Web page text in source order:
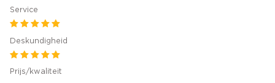
Service
Deskundigheid
Prijs/kwaliteit